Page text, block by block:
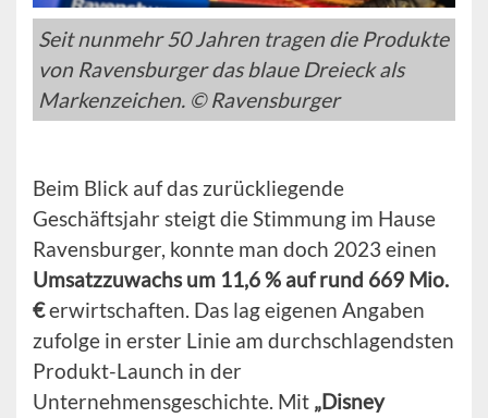
Seit nunmehr 50 Jahren tragen die Produkte
von Ravensburger das blaue Dreieck als
Markenzeichen. © Ravensburger
Beim Blick auf das zurückliegende
Geschäftsjahr steigt die Stimmung im Hause
Ravensburger, konnte man doch 2023 einen
Umsatzzuwachs um 11,6 % auf rund 669 Mio.
€erwirtschaften. Das lag eigenen Angaben
zufolge in erster Linie am durchschlagendsten
Produkt-Launch in der
Unternehmensgeschichte. Mit „Disney